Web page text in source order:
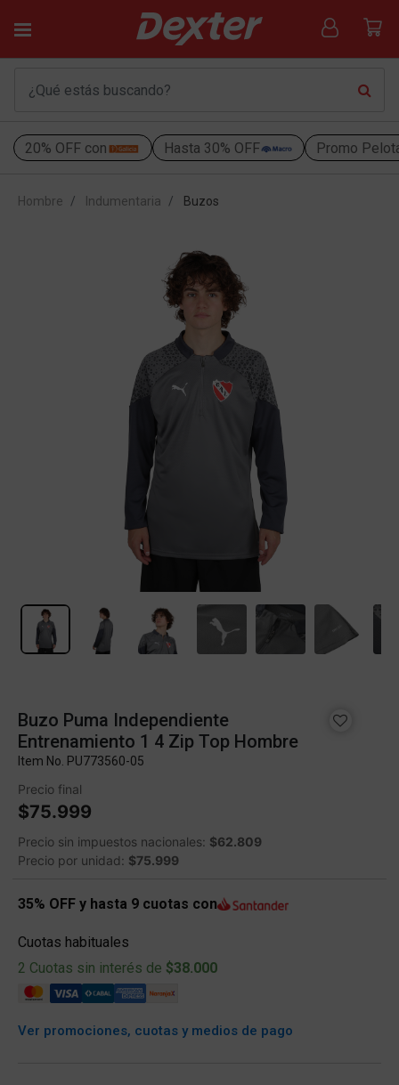
20% OFF con Hasta 30% OFF Promo
Hombre Indumentaria Buzos
Buzo Puma Independiente
Entrenamiento 1 4 Zip Top Hombre
Item No. PU773560-05
Precio final
$75.999
Precio sin impuestos nacionales: $62.809
Precio por unidad: $75.999
35% OFF y hasta 9 cuotas con
Cuotas habituales
2 Cuotas sin interés de $38.000
Ver promociones, cuotas y medios de pago